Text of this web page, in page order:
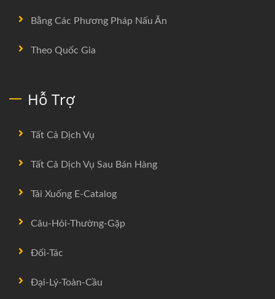
Bằng Các Phương Pháp Nấu Ăn
Theo Quốc Gia
Hỗ Trợ
Tất Cả Dịch Vụ
Tất Cả Dịch Vụ Sau Bán Hàng
Tải Xuống E-Catalog
Câu-Hỏi-Thường-Gặp
Đối-Tác
Đại-Lý-Toàn-Cầu